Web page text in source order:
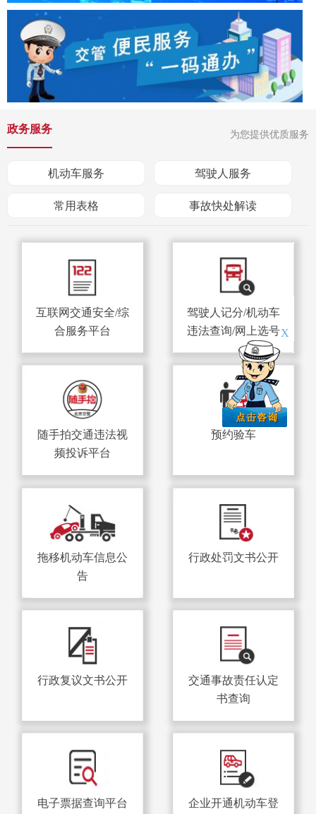
X
政务服务 为您提供优质服务
机动车服务 驾驶人服务
常用表格 事故快处解读
互联网交通安全/综
合服务平台
驾驶人记分/机动车
违法查询/网上选号
随手拍交通违法视
频投诉平台
预约验车
拖移机动车信息公
告
行政处罚文书公开
行政复议文书公开
交通事故责任认定
书查询
电子票据查询平台
企业开通机动车登